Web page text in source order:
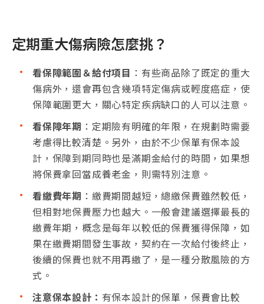
18)脊髓病變身障
重大疾病
(付後終
下列項目給付同重大傷病:
急性心肌梗塞
冠狀動脈繞道手術
嚴重原發性肺動脈高血壓
主動脈外科置換手術
心臟瓣膜開心手術
下列項
主動
冠狀
保本設計
(付後終
有
參考保費
(男性)
保100萬/20年期
0歲 24,100元
30歲 39,600元
40歲 47,700元
保
0
40
參考保費
0歲 22,700元
定期重大傷病險怎麼挑？
看保障範圍＆給付項目
：有些商品除了既定的重大
傷病外，還會再包含幾項特定傷病或輕度癌症，使
保障範圍更大，關心特定疾病缺口的人可以注意。
看保障年期 ：定期險有明確的年限，在規劃時需要
考慮得比較清楚。另外，由於不少保單有保本設
計，保障到期同時也是滿期金給付的時間，如果想
將保費拿回當成養老金，則需特別注意。
看繳費年期 ：繳費期間越短，總繳保費雖然較低，
但相對地保費壓力也越大。一般會建議選擇最長的
繳費年期，概念是每年以較低的保費獲得保障，如
果在繳費期間發生事故，契約在一次給付後終止，
後續的保費也就不用再繳了，是一種分散風險的方
式。
注意保本設計： 有保本設計的保單，保費會比較